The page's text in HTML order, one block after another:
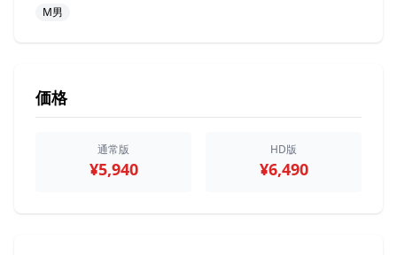
M男
価格
通常版
¥5,940
HD版
¥6,490